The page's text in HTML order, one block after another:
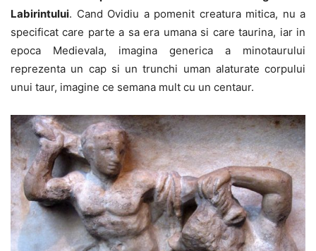
Labirintului. Cand Ovidiu a pomenit creatura mitica, nu a
specificat care parte a sa era umana si care taurina, iar in
epoca Medievala, imagina generica a minotaurului
reprezenta un cap si un trunchi uman alaturate corpului
unui taur, imagine ce semana mult cu un centaur.